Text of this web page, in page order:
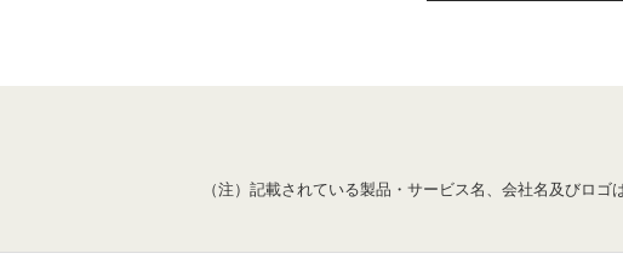
（注）記載されている製品・サービス名、会社名及びロゴ